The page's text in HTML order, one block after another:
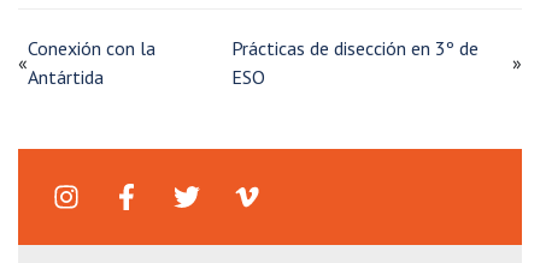
«
Conexión con la
Antártida
Prácticas de disección en 3º de
ESO
»